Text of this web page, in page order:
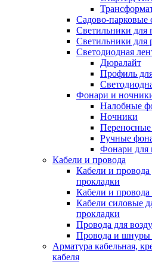
Садово-парковые
Светильники для
Светильники для
Светодиодная
Дюралайт
Профиль
Фонари и
Налобные
Ночники
Переносные
Ручные
Фонари для
Кабели и провода
Кабели и провода
прокладки
Кабели и провода
Кабели силовые
прокладки
Провода для
Провода и шнуры
Арматура кабельная,
кабеля